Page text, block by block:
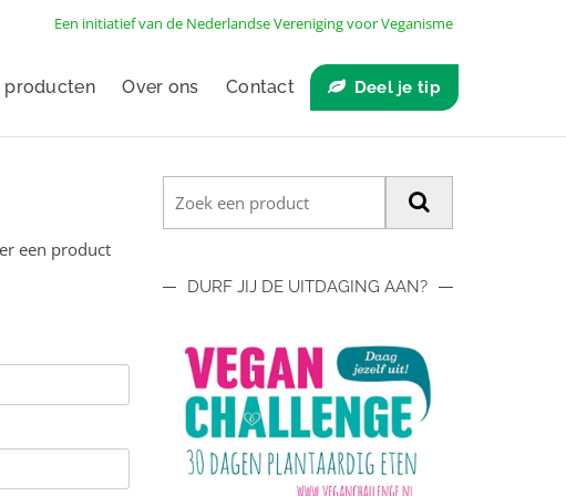
Een initiatief van de Nederlandse Vereniging voor Veganisme
producten Over ons Contact Deel je tip
een product
DURF JIJ DE UITDAGING AAN?